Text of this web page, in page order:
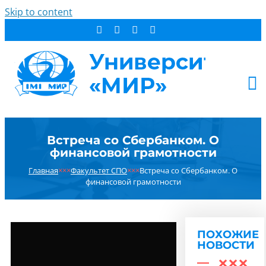
Skip to content
СТУДЕНТУ
ДОПОБРАЗОВАНИЕ
ОБ УНИВЕРСИТЕТЕ
НОВОСТИ
Встреча со Сбербанком. О
финансовой грамотности
Главная×××Факультет СПО×××Встреча со Сбербанком. О
финансовой грамотности
ПОХОЖИЕ
НОВОСТИ